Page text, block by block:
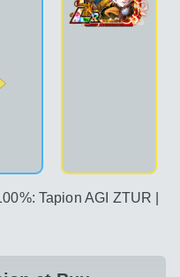
Tapion AGI ZTUR |